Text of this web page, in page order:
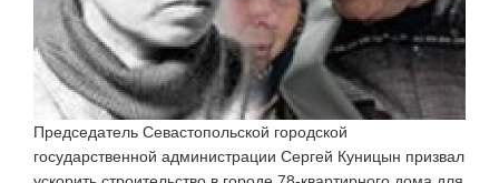
Председатель Севастопольской городской
государственной администрации Сергей Куницын призвал